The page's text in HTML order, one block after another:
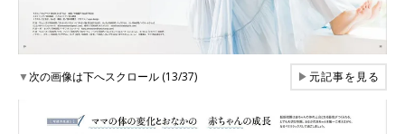
▼次の画像は下へスクロール (13/37) ▶元記事を見る